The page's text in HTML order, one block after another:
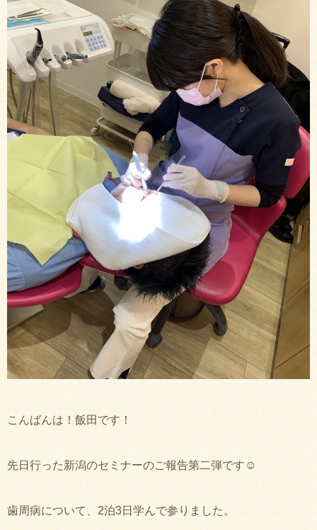
こんばんは！飯田です！
先日行った新潟のセミナーのご報告第二弾です☺︎
歯周病について、2泊3日学んで参りました。